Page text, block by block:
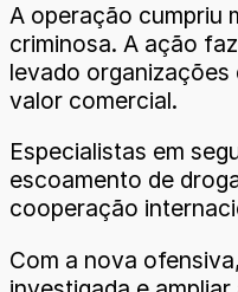
A operação cumpriu
criminosa. A ação
levado organizações
valor comercial.
Especialistas em
escoamento de
cooperação
Com a nova